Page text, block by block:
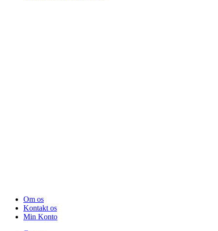
Om os
Kontakt os
Min Konto